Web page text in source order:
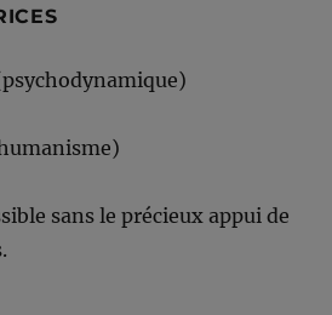
sans le précieux appui de